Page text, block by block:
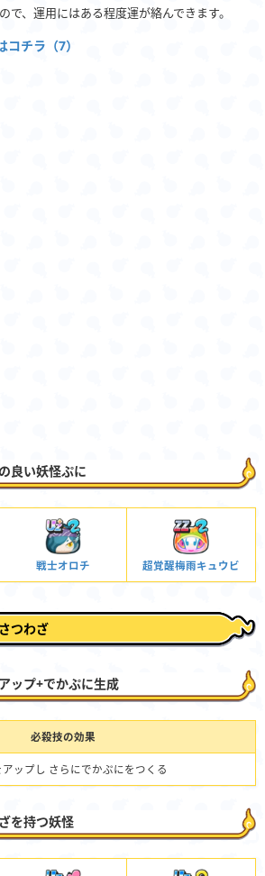
で、運用にはある程度運が絡んできます。
チラ（7）
良い妖怪ぷに
戦士オロチ 超覚醒梅雨キュウビ
つわざ
ップ+でかぷに生成
必殺技の効果
ップし さらにでかぷにをつくる
を持つ妖怪